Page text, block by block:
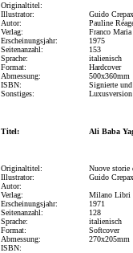
Originaltitel:
Illustrator:
Autor:
Verlag:
Erscheinungsjahr:
Seitenanzahl:
Sprache:
Format:
Abmessung:
ISBN:
Sonstiges:
Guido
Pauline
Franco
1975
153
italienisch
Hardcover
500x360mm
Signierte
Luxusversion
Titel: Ali Baba
Originaltitel:
Illustrator:
Autor:
Verlag:
Erscheinungsjahr:
Seitenanzahl:
Sprache:
Format:
Abmessung:
ISBN:
Nuove storie
Guido
Milano Libri
1971
128
italienisch
Softcover
270x205mm